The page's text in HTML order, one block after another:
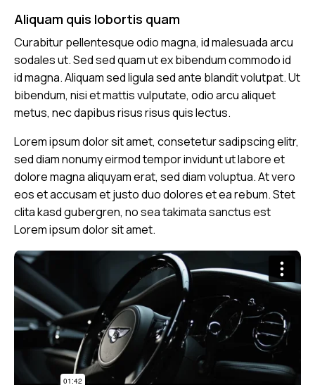
Aliquam quis lobortis quam
Curabitur pellentesque odio magna, id malesuada arcu
sodales ut. Sed sed quam ut ex bibendum commodo id
id magna. Aliquam sed ligula sed ante blandit volutpat. Ut
bibendum, nisi et mattis vulputate, odio arcu aliquet
metus, nec dapibus risus risus quis lectus.
Lorem ipsum dolor sit amet, consetetur sadipscing elitr,
sed diam nonumy eirmod tempor invidunt ut labore et
dolore magna aliquyam erat, sed diam voluptua. At vero
eos et accusam et justo duo dolores et ea rebum. Stet
clita kasd gubergren, no sea takimata sanctus est
Lorem ipsum dolor sit amet.